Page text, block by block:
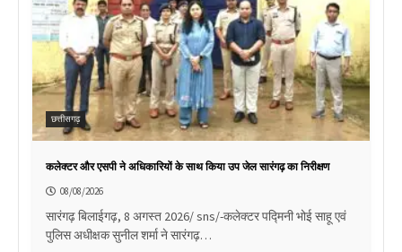
छत्तीसगढ़
कलेक्टर और एसपी ने अधिकारियों के साथ किया उप जेल सारंगढ़ का निरीक्षण
08/08/2026
सारंगढ़ बिलाईगढ़, 8 अगस्त 2026/ sns/-कलेक्टर पद्मिनी भोई साहू एवं
पुलिस अधीक्षक सुनील शर्मा ने सारंगढ़…